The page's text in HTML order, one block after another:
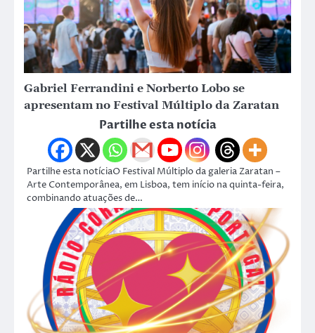
Gabriel Ferrandini e Norberto Lobo se
apresentam no Festival Múltiplo da Zaratan
Partilhe esta notícia
Partilhe esta notíciaO Festival Múltiplo da galeria Zaratan –
Arte Contemporânea, em Lisboa, tem início na quinta-feira,
combinando atuações de…